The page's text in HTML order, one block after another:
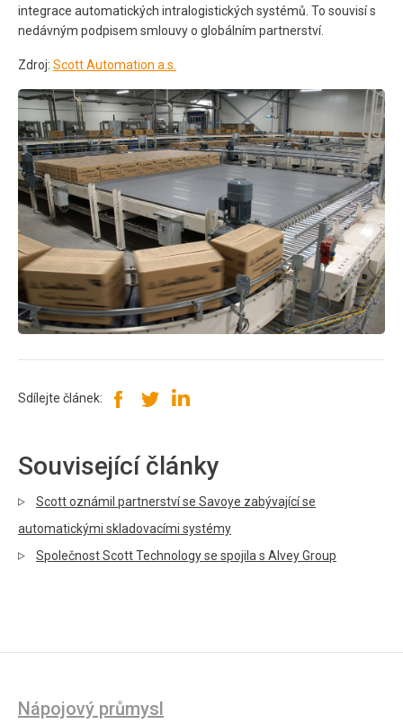
integrace automatických intralogistických systémů. To souvisí s
nedávným podpisem smlouvy o globálním partnerství.
Zdroj: Scott Automation a.s.
Sdílejte článek:
Související články
Scott oznámil partnerství se Savoye zabývající se
automatickými skladovacími systémy
Společnost Scott Technology se spojila s Alvey Group
Nápojový průmysl